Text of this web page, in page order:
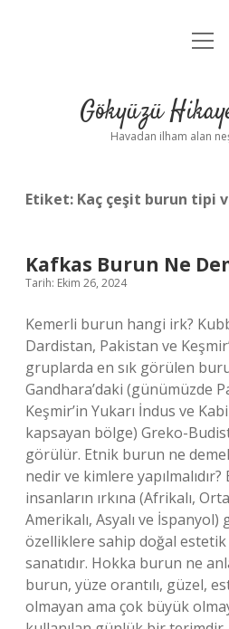
Anasayfa
Yasal
Gökyüzü
Havadan ilham alan
Etiket: Kaç çeşit burun tipi
Kafkas Burun Ne
Tarih: Ekim 26, 2024
Kemerli burun hangi irk?
Dardistan, Pakistan ve
gruplarda en sık görülen
Gandhara’daki (günümüzde
Keşmir’in Yukarı İndus ve
kapsayan bölge) Greko-
görülür. Etnik burun ne
nedir ve kimlere
insanların ırkına (Afrikalı,
Amerikalı, Asyalı ve
özelliklere sahip doğal
sanatıdır. Hokka burun ne
burun, yüze orantılı, güzel,
olmayan ama çok büyük